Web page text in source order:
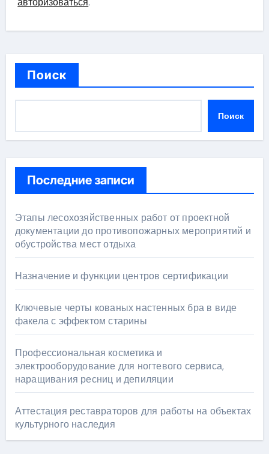
Поиск
Поиск
Последние записи
Этапы лесохозяйственных работ от проектной
документации до противопожарных мероприятий и
обустройства мест отдыха
Назначение и функции центров сертификации
Ключевые черты кованых настенных бра в виде
факела с эффектом старины
Профессиональная косметика и
электрооборудование для ногтевого сервиса,
наращивания ресниц и депиляции
Аттестация реставраторов для работы на объектах
культурного наследия